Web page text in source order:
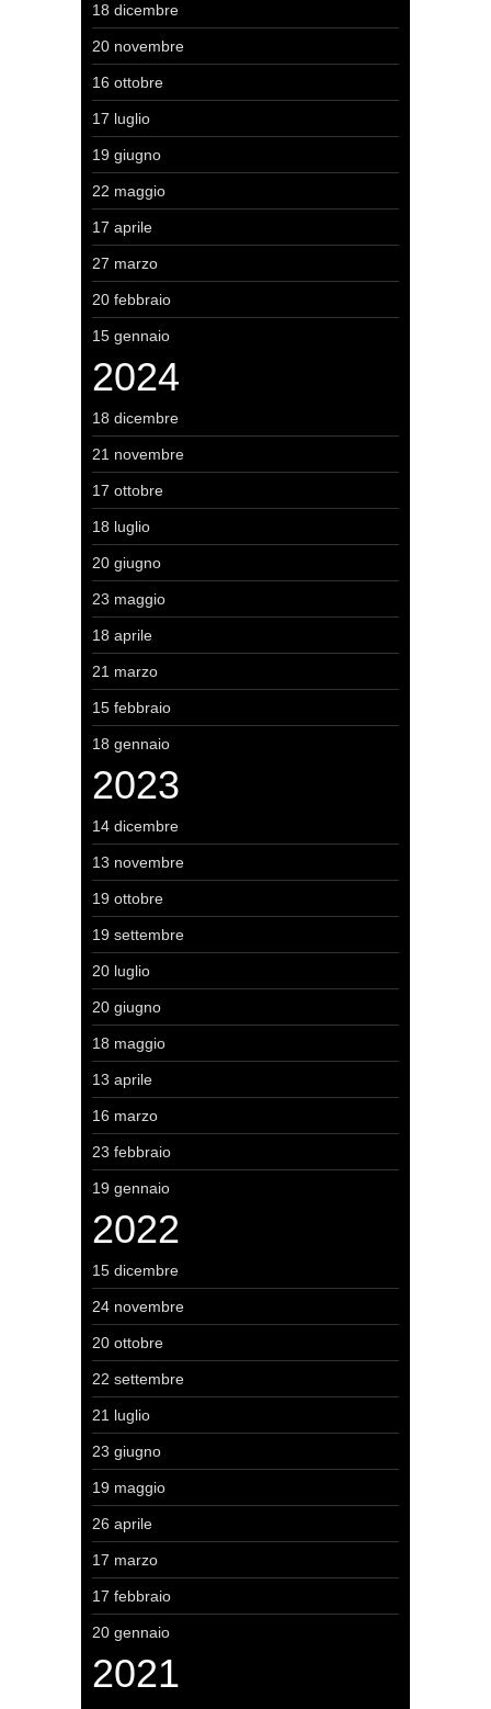
18 dicembre
20 novembre
16 ottobre
17 luglio
19 giugno
22 maggio
17 aprile
27 marzo
20 febbraio
15 gennaio
2024
18 dicembre
21 novembre
17 ottobre
18 luglio
20 giugno
23 maggio
18 aprile
21 marzo
15 febbraio
18 gennaio
2023
14 dicembre
13 novembre
19 ottobre
19 settembre
20 luglio
20 giugno
18 maggio
13 aprile
16 marzo
23 febbraio
19 gennaio
2022
15 dicembre
24 novembre
20 ottobre
22 settembre
21 luglio
23 giugno
19 maggio
26 aprile
17 marzo
17 febbraio
20 gennaio
2021